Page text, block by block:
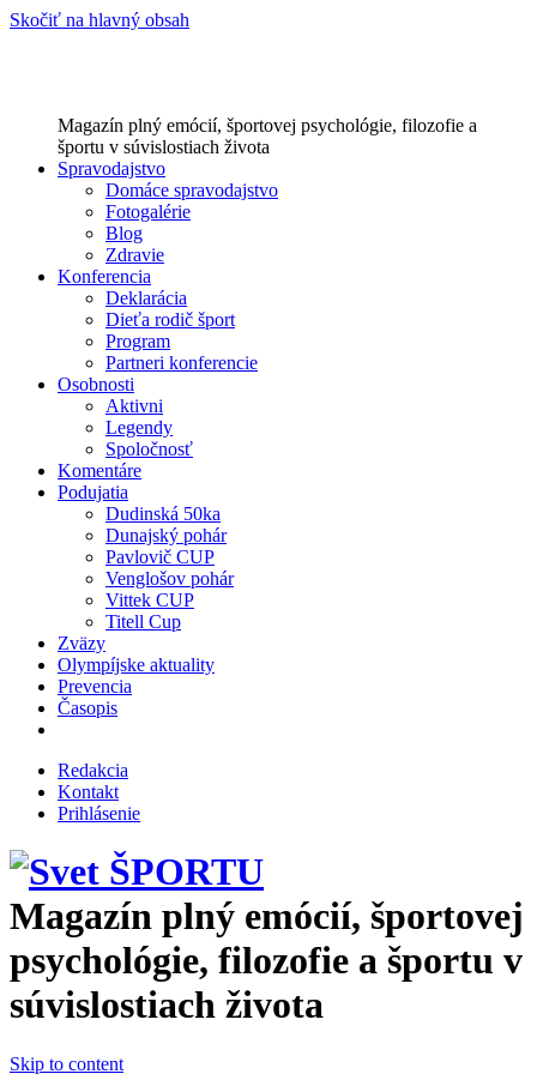
Skočiť na hlavný obsah
Magazín plný emócií, športovej psychológie, filozofie a
športu v súvislostiach života
Spravodajstvo
Domáce spravodajstvo
Fotogalérie
Blog
Zdravie
Konferencia
Deklarácia
Dieťa rodič šport
Program
Partneri konferencie
Osobnosti
Aktivni
Legendy
Spoločnosť
Komentáre
Podujatia
Dudinská 50ka
Dunajský pohár
Pavlovič CUP
Venglošov pohár
Vittek CUP
Titell Cup
Zväzy
Olympíjske aktuality
Prevencia
Časopis
Redakcia
Kontakt
Prihlásenie
Magazín plný emócií, športovej
psychológie, filozofie a športu v
súvislostiach života
Skip to content